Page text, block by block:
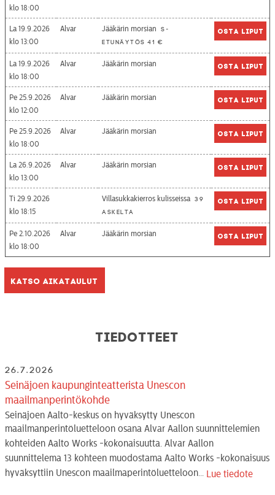
18:00
La 19.9.2026
13:00
Alvar Jääkärin morsian
S-
etunäytös 41 €
Osta liput
La 19.9.2026
18:00
Alvar Jääkärin morsian Osta liput
Pe 25.9.2026
12:00
Alvar Jääkärin morsian Osta liput
Pe 25.9.2026
18:00
Alvar Jääkärin morsian Osta liput
La 26.9.2026
13:00
Alvar Jääkärin morsian Osta liput
Ti 29.9.2026
18:15
Villasukkakierros kulisseissa 39
askelta
Osta liput
Pe 2.10.2026
18:00
Alvar Jääkärin morsian Osta liput
Katso aikataulut
Tiedotteet
26.7.2026
Seinäjoen kaupunginteatterista Unescon
maailmanperintökohde
Seinäjoen Aalto-keskus on hyväksytty Unescon
maailmanperintöluetteloon osana Alvar Aallon suunnittelemien
kohteiden Aalto Works -kokonaisuutta. Alvar Aallon
suunnittelema 13 kohteen muodostama Aalto Works -kokonaisuus
hyväksyttiin Unescon maailmaperintöluetteloon...
Lue tiedote